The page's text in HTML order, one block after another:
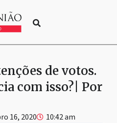
de votos.
com isso?| Por
16, 2020 10:42 am